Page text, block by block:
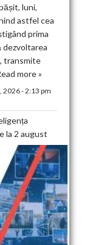
luni,
astfel cea
prima
dezvoltarea
transmite
more »
2026 - 2:13 pm
la 2 august